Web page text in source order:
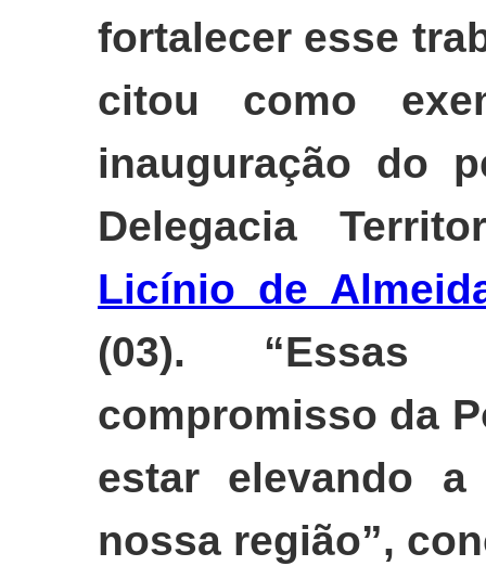
fortalecer esse
citou como
inauguração do
Delegacia
Licínio de
(03). “Essas
compromisso da
estar elevando
nossa região”,